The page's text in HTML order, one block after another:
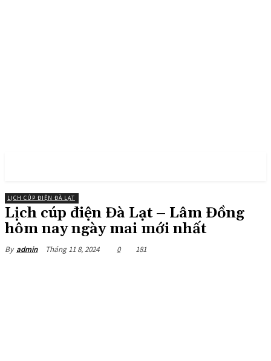
LỊCH CÚP ĐIỆN ĐÀ LẠT
Lịch cúp điện Đà Lạt – Lâm Đồng
hôm nay ngày mai mới nhất
By admin Tháng 11 8, 2024 0 181